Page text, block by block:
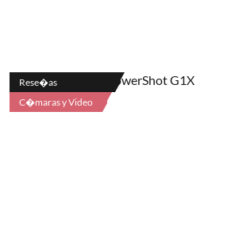
Rese�as
C�maras y Video